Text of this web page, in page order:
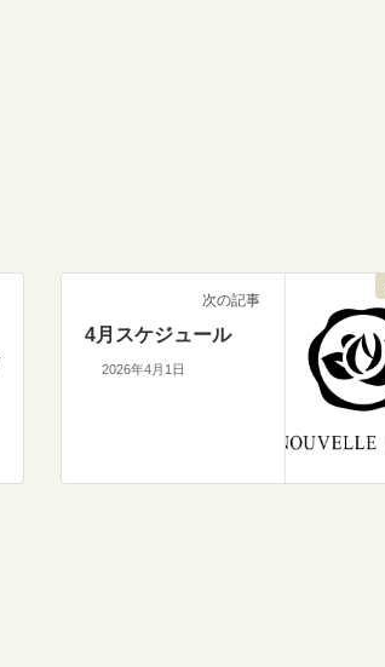
次の記事
4月スケジュール
2026年4月1日